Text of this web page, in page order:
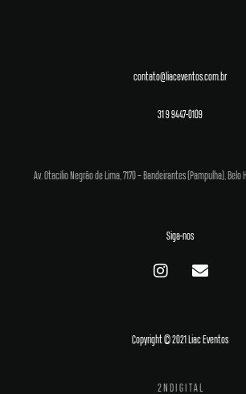
contato@liaceventos.com.br
31 9 9447-0109
Av. Otacílio Negrão de Lima, 7170 – Bandeirantes (Pampulha), Belo
Siga-nos
Copyright © 2021 Liac Eventos
2 N D I G I T A L